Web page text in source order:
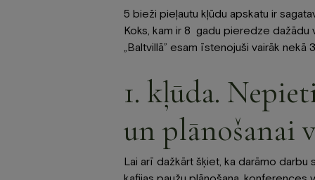
5 bieži pieļautu kļūdu apskatu ir
Koks, kam ir 8 gadu pieredze dažādu
„Baltvillā” esam īstenojuši vairāk
1. kļūda.
un plānošanai
Lai arī dažkārt šķiet, ka darāmo darbu